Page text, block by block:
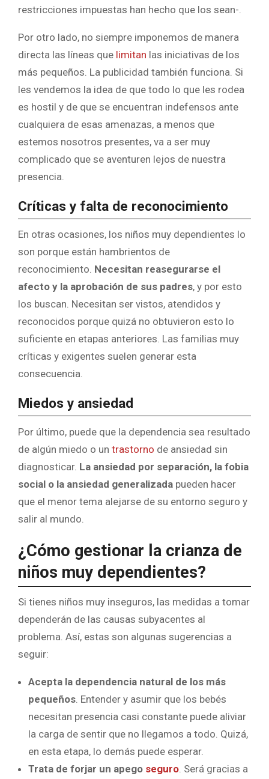
restricciones impuestas han hecho que los sean-.
Por otro lado, no siempre imponemos de manera
directa las líneas que limitan las iniciativas de los
más pequeños. La publicidad también funciona. Si
les vendemos la idea de que todo lo que les rodea
es hostil y de que se encuentran indefensos ante
cualquiera de esas amenazas, a menos que
estemos nosotros presentes, va a ser muy
complicado que se aventuren lejos de nuestra
presencia.
Críticas y falta de reconocimiento
En otras ocasiones, los niños muy dependientes lo
son porque están hambrientos de
reconocimiento. Necesitan reasegurarse el
afecto y la aprobación de sus padres, y por esto
los buscan. Necesitan ser vistos, atendidos y
reconocidos porque quizá no obtuvieron esto lo
suficiente en etapas anteriores. Las familias muy
críticas y exigentes suelen generar esta
consecuencia.
Miedos y ansiedad
Por último, puede que la dependencia sea resultado
de algún miedo o un trastorno de ansiedad sin
diagnosticar. La ansiedad por separación, la fobia
social o la ansiedad generalizada pueden hacer
que el menor tema alejarse de su entorno seguro y
salir al mundo.
¿Cómo gestionar la crianza de
niños muy dependientes?
Si tienes niños muy inseguros, las medidas a tomar
dependerán de las causas subyacentes al
problema. Así, estas son algunas sugerencias a
seguir:
Acepta la dependencia natural de los más
pequeños . Entender y asumir que los bebés
necesitan presencia casi constante puede aliviar
la carga de sentir que no llegamos a todo. Quizá,
en esta etapa, lo demás puede esperar.
Trata de forjar un apego seguro . Será gracias a